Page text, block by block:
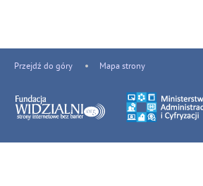
Przejdź do góry Mapa strony